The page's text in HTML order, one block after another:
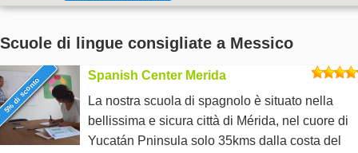
Scuole di lingue consigliate a Messico
5% di sconto
Spanish Center Merida
La nostra scuola di spagnolo è situato nella
bellissima e sicura città di Mérida, nel cuore di
Yucatán Pninsula solo 35kms dalla costa del